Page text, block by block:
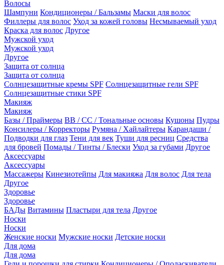
Волосы
Шампуни Кондиционеры / Бальзамы Маски для волос
Филлеры для волос Уход за кожей головы Несмываемый уход
Краска для волос Другое
Мужской уход
Мужской уход
Другое
Защита от солнца
Защита от солнца
Солнцезащитные кремы SPF Солнцезащитные гели SPF
Солнцезащитные стики SPF
Макияж
Макияж
Базы / Праймеры BB / CC / Тональные основы Кушоны Пудры
Консилеры / Корректоры Румяна / Хайлайтеры Карандаши /
Подводки для глаз Тени для век Туши для ресниц Средства
для бровей Помады / Тинты / Блески Уход за губами Другое
Аксессуары
Аксессуары
Массажеры Кинезиотейпы Для макияжа Для волос Для тела
Другое
Здоровье
Здоровье
БАДы Витамины Пластыри для тела Другое
Носки
Носки
Женские носки Мужские носки Детские носки
Для дома
Для дома